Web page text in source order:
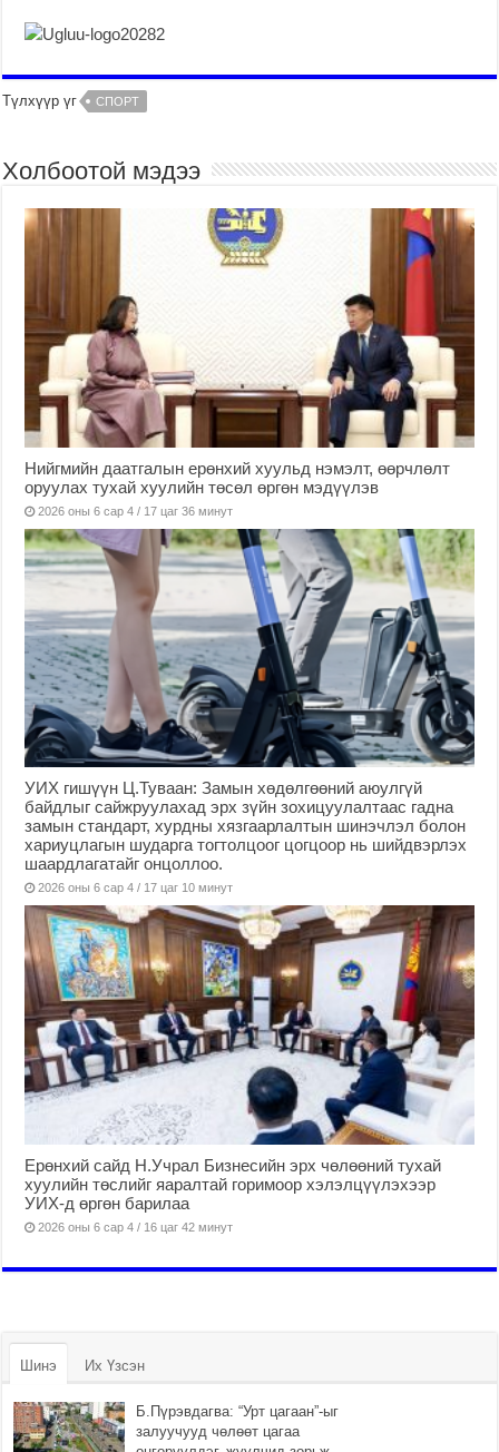
Түлхүүр үг СПОРТ
Холбоотой мэдээ
Нийгмийн даатгалын ерөнхий хуульд нэмэлт, өөрчлөлт
оруулах тухай хуулийн төсөл өргөн мэдүүлэв
2026 оны 6 сар 4 / 17 цаг 36 минут
УИХ гишүүн Ц.Туваан: Замын хөдөлгөөний аюулгүй
байдлыг сайжруулахад эрх зүйн зохицуулалтаас гадна
замын стандарт, хурдны хязгаарлалтын шинэчлэл болон
хариуцлагын шударга тогтолцоог цогцоор нь шийдвэрлэх
шаардлагатайг онцоллоо.
2026 оны 6 сар 4 / 17 цаг 10 минут
Ерөнхий сайд Н.Учрал Бизнесийн эрх чөлөөний тухай
хуулийн төслийг яаралтай горимоор хэлэлцүүлэхээр
УИХ-д өргөн барилаа
2026 оны 6 сар 4 / 16 цаг 42 минут
Шинэ Их Үзсэн
Б.Пүрэвдагва: “Урт цагаан”-ыг
залуучууд чөлөөт цагаа